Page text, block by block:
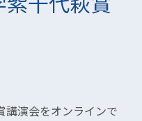
講演会をオンラインで